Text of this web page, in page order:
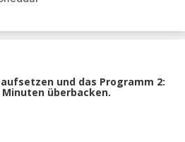
und das Programm 2:
überbacken.